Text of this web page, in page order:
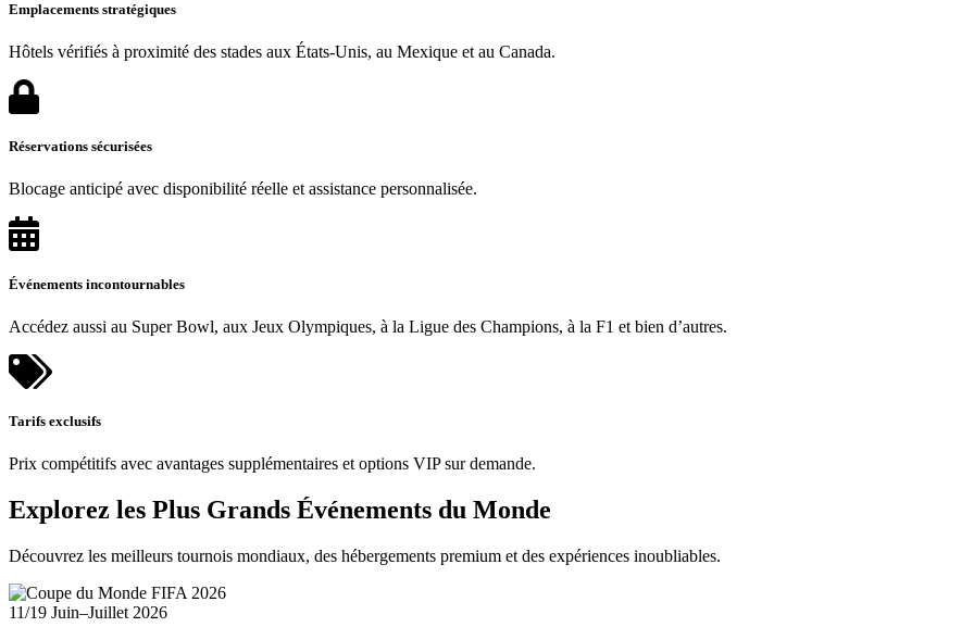
Emplacements stratégiques
Hôtels vérifiés à proximité des stades aux États-Unis, au Mexique et au Canada.
Réservations sécurisées
Blocage anticipé avec disponibilité réelle et assistance personnalisée.
Événements incontournables
Accédez aussi au Super Bowl, aux Jeux Olympiques, à la Ligue des Champions, à la F1 et bien d’autres.
Tarifs exclusifs
Prix compétitifs avec avantages supplémentaires et options VIP sur demande.
Explorez les Plus Grands Événements du Monde
Découvrez les meilleurs tournois mondiaux, des hébergements premium et des expériences inoubliables.
11/19 Juin–Juillet 2026